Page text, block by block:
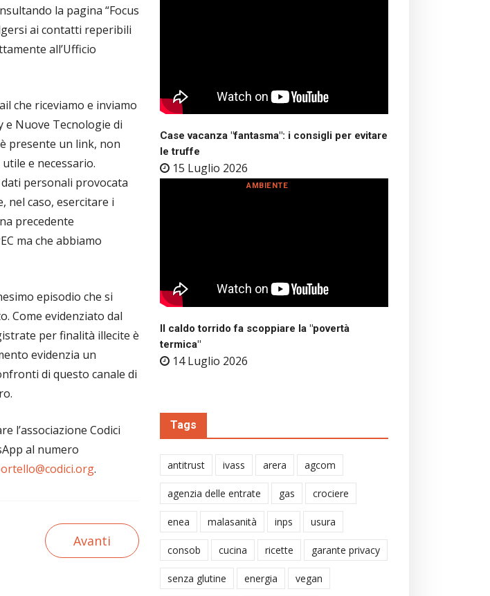
la pagina “Focus
ai contatti reperibili
all’Ufficio
che riceviamo e inviamo
e Nuove Tecnologie di
presente un link, non
e necessario.
personali provocata
nel caso, esercitare i
precedente
ma che abbiamo
episodio che si
Come evidenziato dal
per finalità illecite è
evidenzia un
di questo canale di
l’associazione Codici
al numero
.
Avanti
Case vacanza "fantasma": i consigli per evitare
le truffe
15 Luglio 2026
Il caldo torrido fa scoppiare la "povertà
termica"
14 Luglio 2026
AMBIENTE
Tags
antitrust ivass arera agcom
agenzia delle entrate gas crociere
enea malasanità inps usura
consob cucina ricette garante privacy
senza glutine energia vegan